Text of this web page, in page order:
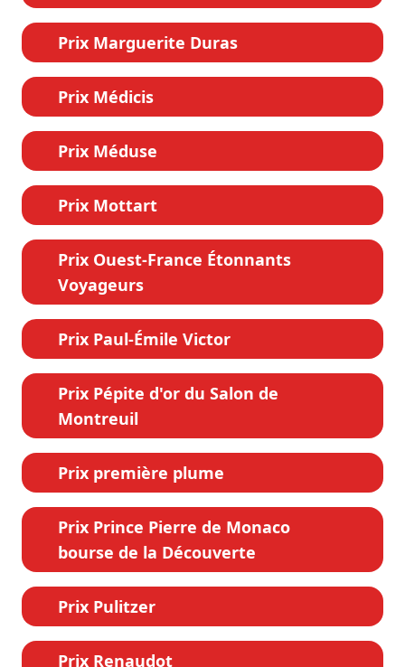
Prix Marguerite Duras
Prix Médicis
Prix Méduse
Prix Mottart
Prix Ouest-France Étonnants
Voyageurs
Prix Paul-Émile Victor
Prix Pépite d'or du Salon de
Montreuil
Prix première plume
Prix Prince Pierre de Monaco
bourse de la Découverte
Prix Pulitzer
Prix Renaudot